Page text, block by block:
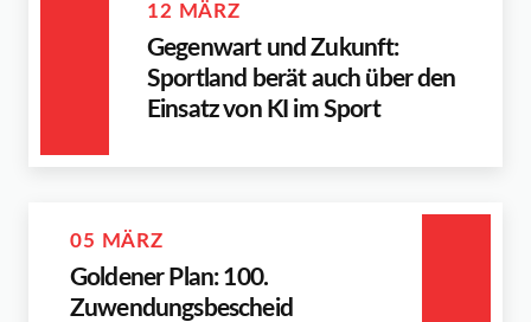
12 MÄRZ
Gegenwart und Zukunft:
Sportland berät auch über den
Einsatz von KI im Sport
05 MÄRZ
Goldener Plan: 100.
Zuwendungsbescheid